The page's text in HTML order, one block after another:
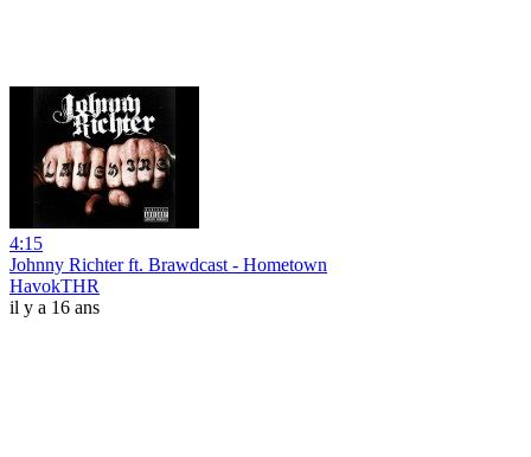
4:15
Johnny Richter ft. Brawdcast - Hometown
HavokTHR
il y a 16 ans